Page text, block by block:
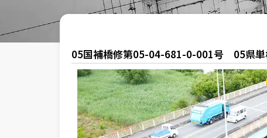
05国補橋修第05-04-681-0-001号 05県